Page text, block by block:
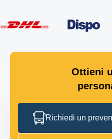
Ottieni
Richiedi un